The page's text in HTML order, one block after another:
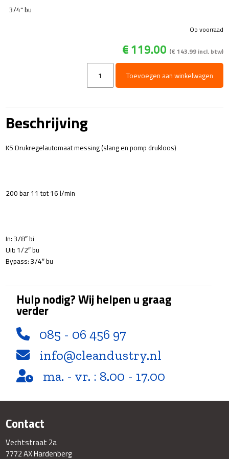
3/4" bu
€119.00 (€ 143.99incl. btw)
Op voorraad
drukregelautomaat
-
-
l/min
Toevoegen aan winkelwagen
Beschrijving
K5 Drukregelautomaat messing (slang en pomp drukloos)
200 bar 11 tot 16 l/min
In: 3/8″ bi
Uit: 1/2″ bu
Bypass: 3/4″ bu
Hulp nodig? Wij helpen u graag
verder
085 - 06 456 97
info@cleandustry.nl
ma. - vr. : 8.00 - 17.00
Contact
Vechtstraat 2a
7772 AX Hardenberg